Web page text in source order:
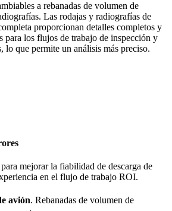
a rebanadas de volumen de
Las rodajas y radiografías de
proporcionan detalles completos y
para los flujos de trabajo de inspección y
lo que permite un análisis más preciso.
mejorar la fiabilidad de descarga de
en el flujo de trabajo ROI.
avión. Rebanadas de volumen de